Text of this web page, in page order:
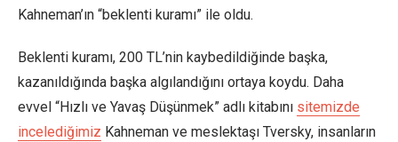
Kahneman’ın “beklenti kuramı” ile oldu.
Beklenti kuramı, 200 TL’nin kaybedildiğinde başka,
kazanıldığında başka algılandığını ortaya koydu. Daha
evvel “Hızlı ve Yavaş Düşünmek” adlı kitabını sitemizde
incelediğimiz Kahneman ve meslektaşı Tversky, insanların